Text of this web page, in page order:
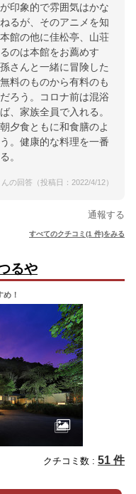
印象的で雰囲気はかな
るが、そのアニメを知
館の他に佳松亭、山荘
のは本館をお薦めす
さんと一緒に冒険した
料のものから有料のも
ろう。コロナ前は混浴
、家族全員で入れる。
夕食ともに和食膳のよ
。健康的な料理を一番
。
の回答（投稿日：2022/4/12）
通報する
すべてのクチコミ(1 件)をみる
るや
め！
クチコミ数 : 51 件